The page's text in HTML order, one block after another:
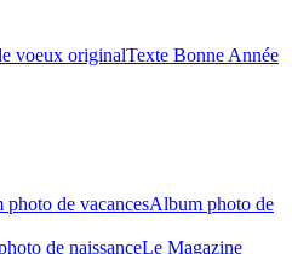
voeux originalTexte Bonne Année
photo de vacancesAlbum photo de
de naissanceLe Magazine